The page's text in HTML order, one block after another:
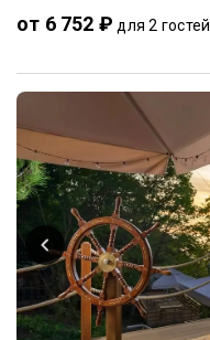
от 6 752 ₽ для 2 гостей